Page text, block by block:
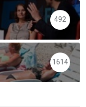
492
1614